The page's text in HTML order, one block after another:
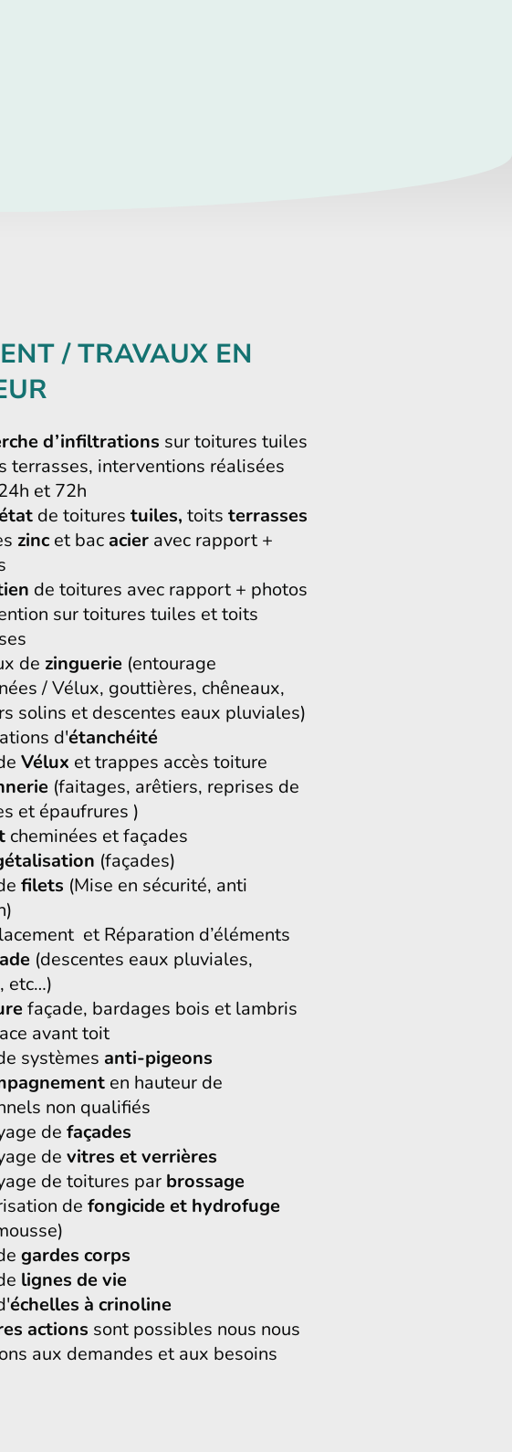
/ TRAVAUX EN
d’infiltrations sur toitures tuiles
terrasses, interventions réalisées
et 72h
de toitures tuiles, toits terrasses
zincet bac acier avec rapport +
de toitures avec rapport + photos
sur toitures tuiles et toits
de zinguerie (entourage
/ Vélux, gouttières, chêneaux,
solins et descentes eaux pluviales)
d'étanchéité
Vélux et trappes accès toiture
(faitages, arêtiers, reprises de
et épaufrures )
cheminées et façades
(façades)
filets (Mise en sécurité, anti
et Réparation d’éléments
(descentes eaux pluviales,
etc…)
façade, bardages bois et lambris
avant toit
systèmes anti-pigeons
en hauteur de
non qualifiés
de façades
de vitres et verrières
de toitures par brossage
de fongicide et hydrofuge
gardes corps
lignes de vie
échelles à crinoline
actions sont possibles nous nous
aux demandes et aux besoins